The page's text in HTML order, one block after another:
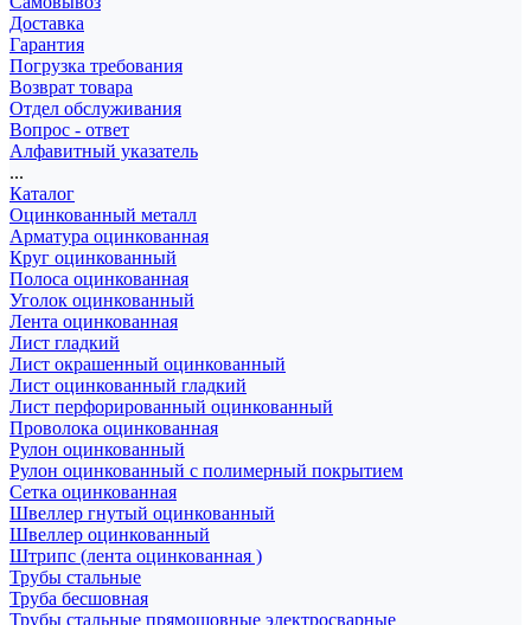
Доставка
Гарантия
Погрузка требования
Возврат товара
Отдел обслуживания
Вопрос - ответ
Алфавитный указатель
...
Каталог
Оцинкованный металл
Арматура оцинкованная
Круг оцинкованный
Полоса оцинкованная
Уголок оцинкованный
Лента оцинкованная
Лист гладкий
Лист окрашенный оцинкованный
Лист оцинкованный гладкий
Лист перфорированный оцинкованный
Проволока оцинкованная
Рулон оцинкованный
Рулон оцинкованный с полимерный покрытием
Сетка оцинкованная
Швеллер гнутый оцинкованный
Швеллер оцинкованный
Штрипс (лента оцинкованная )
Трубы стальные
Труба бесшовная
Трубы стальные прямошовные электросварные